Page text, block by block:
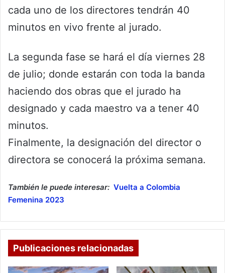
cada uno de los directores tendrán 40
minutos en vivo frente al jurado.
La segunda fase se hará el día viernes 28
de julio; donde estarán con toda la banda
haciendo dos obras que el jurado ha
designado y cada maestro va a tener 40
minutos.
Finalmente, la designación del director o
directora se conocerá la próxima semana.
También le puede interesar: Vuelta a Colombia
Femenina 2023
Publicaciones relacionadas